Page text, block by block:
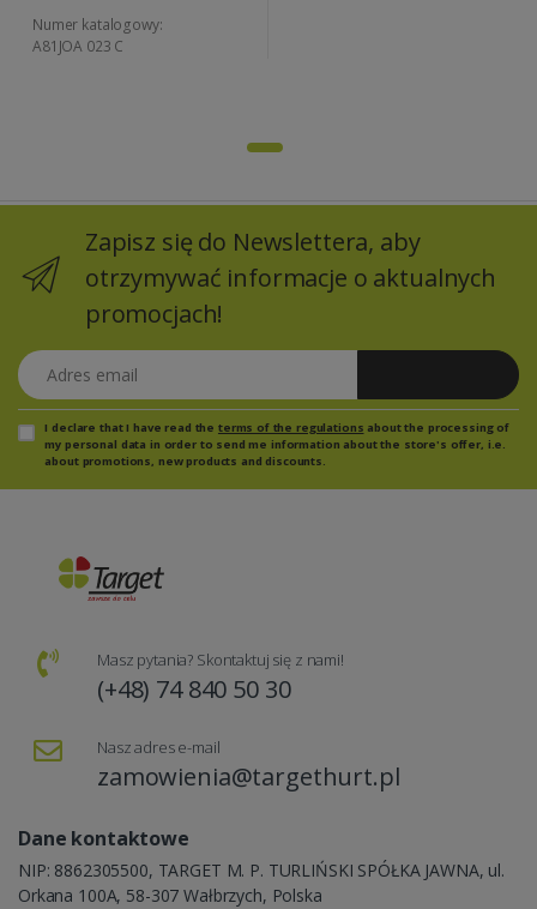
Numer katalogowy:
A81JOA 023 C
Zapisz się do Newslettera, aby
otrzymywać informacje o aktualnych
promocjach!
Adres email
I declare that I have read the terms of the regulations about the processing of
my personal data in order to send me information about the store's offer, i.e.
about promotions, new products and discounts.
Masz pytania? Skontaktuj się z nami!
(+48) 74 840 50 30
Nasz adres e-mail
zamowienia@targethurt.pl
Dane kontaktowe
NIP: 8862305500, TARGET M. P. TURLIŃSKI SPÓŁKA JAWNA, ul.
Orkana 100A, 58-307 Wałbrzych, Polska